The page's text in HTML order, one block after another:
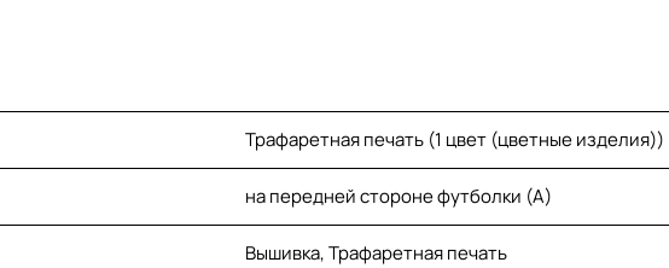
Трафаретная печать (1 цвет (цветные изделия))
на передней стороне футболки (A)
Вышивка, Трафаретная печать